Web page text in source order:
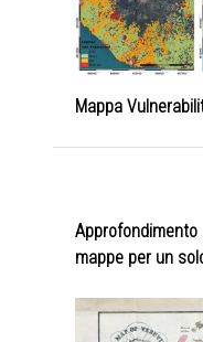
Mappa
Approfondimento
mappe per un